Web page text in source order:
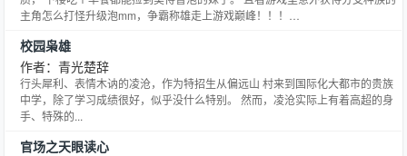
主角怎么打怪升级泡mm，争霸称雄走上游戏巅峰！！！
铁杆粉丝群【2261443o】火爆招人中，你喜欢月光的小说么？你想跟作者近
距离的交流么？喜欢
校园枭雄
作者：青光楚辞
行头犀利、表情木讷的凌沧，作为特招生从偏远山 村来到国际化大都市的贵族
中学，除了学习成绩很好，似乎没什么特别。 然而，凌沧实际上有着高超的身
手、特殊的...
官场之天眼读心